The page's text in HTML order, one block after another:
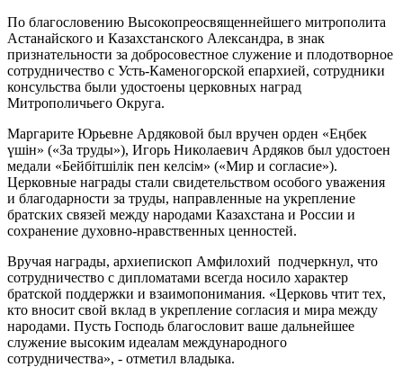
По благословению Высокопреосвященнейшего митрополита
Астанайского и Казахстанского Александра, в знак
признательности за добросовестное служение и плодотворное
сотрудничество с Усть-Каменогорской епархией, сотрудники
консульства были удостоены церковных наград
Митрополичьего Округа.
Маргарите Юрьевне Ардяковой был вручен орден «Еңбек
үшін» («За труды»), Игорь Николаевич Ардяков был удостоен
медали «Бейбітшілік пен келсім» («Мир и согласие»).
Церковные награды стали свидетельством особого уважения
и благодарности за труды, направленные на укрепление
братских связей между народами Казахстана и России и
сохранение духовно-нравственных ценностей.
Вручая награды, архиепископ Амфилохий подчеркнул, что
сотрудничество с дипломатами всегда носило характер
братской поддержки и взаимопонимания. «Церковь чтит тех,
кто вносит свой вклад в укрепление согласия и мира между
народами. Пусть Господь благословит ваше дальнейшее
служение высоким идеалам международного
сотрудничества», - отметил владыка.